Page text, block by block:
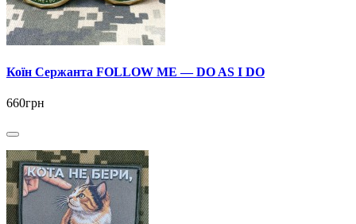
Коїн Сержанта FOLLOW ME — DO AS I DO
660грн